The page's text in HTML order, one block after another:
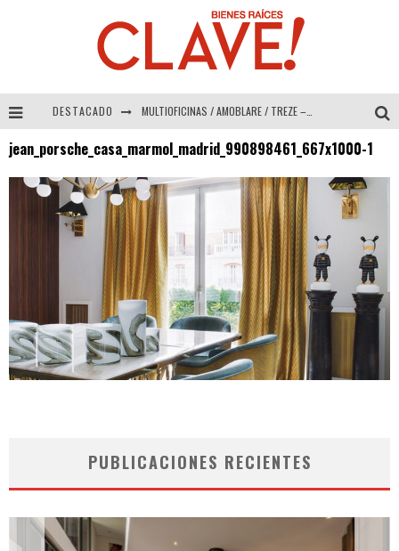
DESTACADO MULTIOFICINAS / AMOBLARE / TREZE – Especial Interiorismo & Decoración 2026
Abad Vergara Arquitectos – Especial Interiorismo & Decoración 2026
COLINEAL – Especial Interiorismo & Decoración 2026
jean_porsche_casa_marmol_madrid_990898461_667x1000-1
PUBLICACIONES RECIENTES